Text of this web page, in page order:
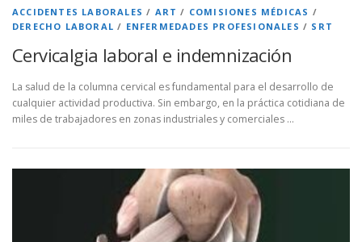
ACCIDENTES LABORALES / ART / COMISIONES MÉDICAS /
DERECHO LABORAL / ENFERMEDADES PROFESIONALES / SRT
Cervicalgia laboral e indemnización
La salud de la columna cervical es fundamental para el desarrollo de
cualquier actividad productiva. Sin embargo, en la práctica cotidiana de
miles de trabajadores en zonas industriales y comerciales …